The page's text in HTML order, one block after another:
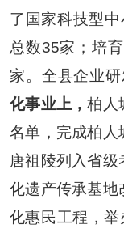
了国家科技型
总数35家 ； 培
家。全县企业
化事业上，柏人
名单，完成柏人
唐祖陵列入省级
化遗产传承基地
化惠民工程，